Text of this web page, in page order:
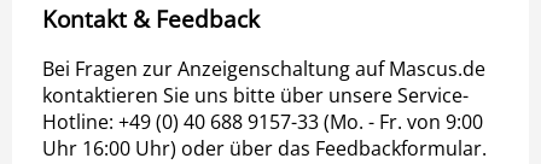
Kontakt & Feedback
Bei Fragen zur Anzeigenschaltung auf Mascus.de
kontaktieren Sie uns bitte über unsere Service-
Hotline: +49 (0) 40 688 9157-33 (Mo. - Fr. von 9:00
Uhr 16:00 Uhr) oder über das Feedbackformular.